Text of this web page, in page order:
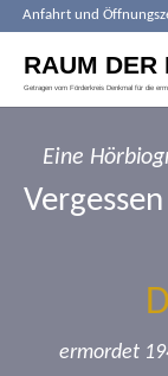
Anfahrt und
Eine
ermordet